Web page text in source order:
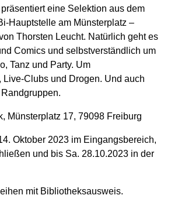
eine Selektion aus dem
Hauptstelle am Münsterplatz –
Thorsten Leucht. Natürlich geht es
Comics und selbstverständlich um
Tanz und Party. Um
Live-Clubs und Drogen. Und auch
Münsterplatz 17, 79098 Freiburg
Oktober 2023 im Eingangsbereich,
und bis Sa. 28.10.2023 in der
mit Bibliotheksausweis.